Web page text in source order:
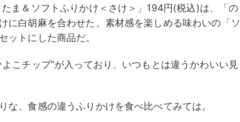
たま＆ソフトふりかけ＜さけ＞」194円(税込)は、「の
に白胡麻を合わせた、素材感を楽しめる味わいの「ソ
ットにした商品だ。
こチップ”が入っており、いつもとは違うかわいい見
な、食感の違うふりかけを食べ比べてみては。